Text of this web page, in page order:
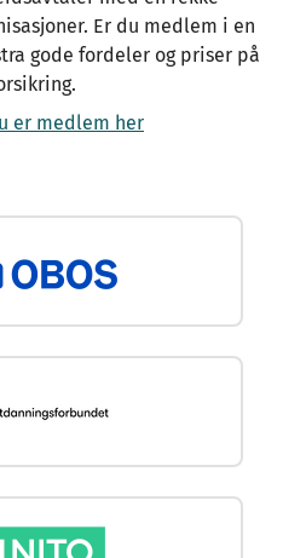
Er du medlem i en
gode fordeler og priser på
er medlem her